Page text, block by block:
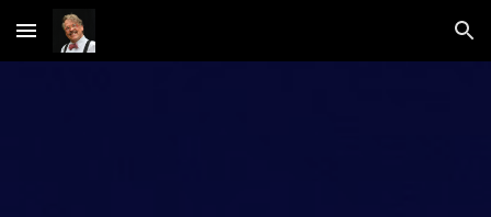
Skip to main content Skip to navigation